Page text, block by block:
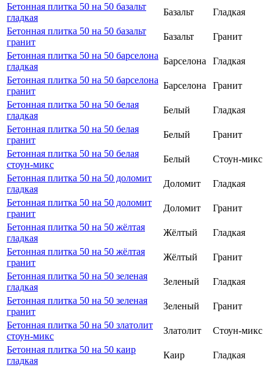
Бетонная плитка 50 на 50 базальт
гладкая
Базальт
Гладкая
Бетонная плитка 50 на 50 базальт
гранит
Базальт
Гранит
Бетонная плитка 50 на 50 барселона
гладкая
Барселона
Гладкая
Бетонная плитка 50 на 50 барселона
гранит
Барселона
Гранит
Бетонная плитка 50 на 50 белая
гладкая
Белый
Гладкая
Бетонная плитка 50 на 50 белая
гранит
Белый
Гранит
Бетонная плитка 50 на 50 белая
стоун-микс
Белый
Стоун-микс
Бетонная плитка 50 на 50 доломит
гладкая
Доломит
Гладкая
Бетонная плитка 50 на 50 доломит
гранит
Доломит
Гранит
Бетонная плитка 50 на 50 жёлтая
гладкая
Жёлтый
Гладкая
Бетонная плитка 50 на 50 жёлтая
гранит
Жёлтый
Гранит
Бетонная плитка 50 на 50 зеленая
гладкая
Зеленый
Гладкая
Бетонная плитка 50 на 50 зеленая
гранит
Зеленый
Гранит
Бетонная плитка 50 на 50 златолит
стоун-микс
Златолит
Стоун-микс
Бетонная плитка 50 на 50 каир
гладкая
Каир
Гладкая